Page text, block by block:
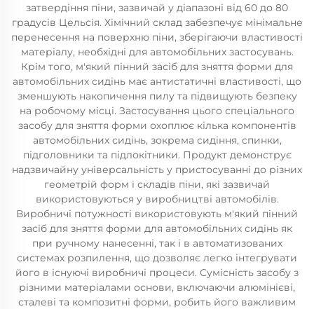
затвердіння піни, зазвичай у діапазоні від 60 до 80
градусів Цельсія. Хімічний склад забезпечує мінімальне
перенесення на поверхню піни, зберігаючи властивості
матеріалу, необхідні для автомобільних застосувань.
Крім того, м'який пінний засіб для зняття форми для
автомобільних сидінь має антистатичні властивості, що
зменшують накопичення пилу та підвищують безпеку
на робочому місці. Застосування цього спеціального
засобу для зняття форми охоплює кілька компонентів
автомобільних сидінь, зокрема сидіння, спинки,
підголовники та підлокітники. Продукт демонструє
надзвичайну універсальність у пристосуванні до різних
геометрій форм і складів піни, які зазвичай
використовуються у виробництві автомобілів.
Виробничі потужності використовують м'який пінний
засіб для зняття форми для автомобільних сидінь як
при ручному нанесенні, так і в автоматизованих
системах розпилення, що дозволяє легко інтегрувати
його в існуючі виробничі процеси. Сумісність засобу з
різними матеріалами основи, включаючи алюмінієві,
сталеві та композитні форми, робить його важливим